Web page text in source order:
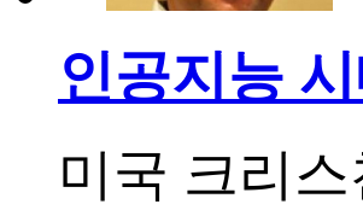
인공지능
미국 크리